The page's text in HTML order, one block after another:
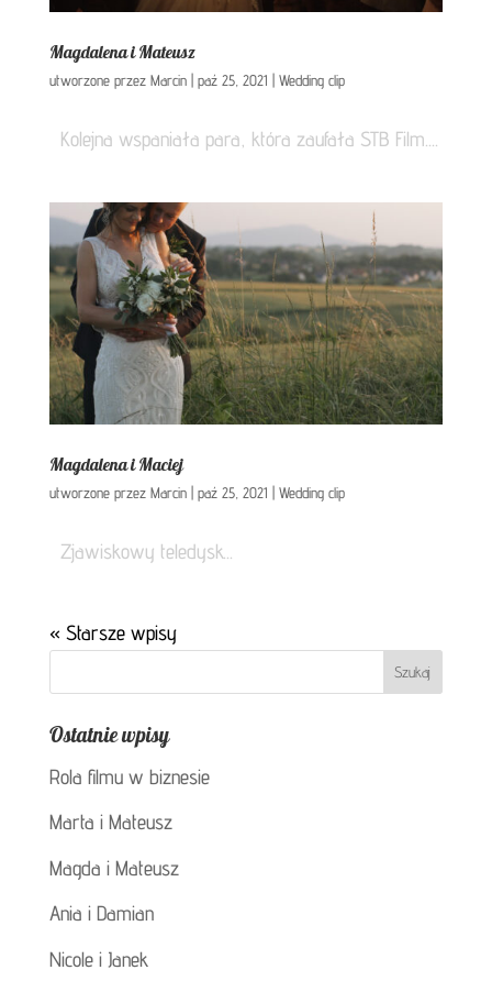
Magdalena i Mateusz
utworzone przez Marcin| paź 25, 2021 Wedding clip
Kolejna wspaniała para, która zaufała STB Film....
Magdalena i Maciej
utworzone przez Marcin| paź 25, 2021 | Wedding clip
Zjawiskowy teledysk...
« Starsze wpisy
Ostatnie wpisy
Rola filmu w biznesie
Marta i Mateusz
Magda i Mateusz
Ania i Damian
Nicole i Janek